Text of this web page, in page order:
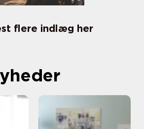
flere indlæg her